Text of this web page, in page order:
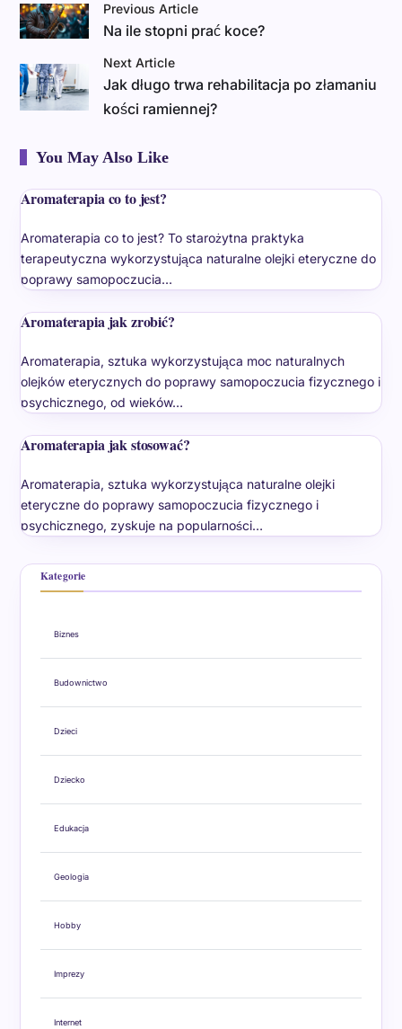
Previous Article
Na ile stopni prać koce?
Next Article
Jak długo trwa rehabilitacja po złamaniu
kości ramiennej?
You May Also Like
Aromaterapia co to jest?
Aromaterapia co to jest? To starożytna praktyka
terapeutyczna wykorzystująca naturalne olejki eteryczne do
poprawy samopoczucia…
Aromaterapia jak zrobić?
Aromaterapia, sztuka wykorzystująca moc naturalnych
olejków eterycznych do poprawy samopoczucia fizycznego i
psychicznego, od wieków…
Aromaterapia jak stosować?
Aromaterapia, sztuka wykorzystująca naturalne olejki
eteryczne do poprawy samopoczucia fizycznego i
psychicznego, zyskuje na popularności…
Kategorie
Biznes
Budownictwo
Dzieci
Dziecko
Edukacja
Geologia
Hobby
Imprezy
Internet